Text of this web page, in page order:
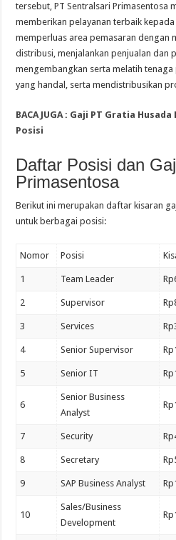
tersebut, PT Sentralsari Primasentosa
memberikan pelayanan terbaik
memperluas area pemasaran dengan
distribusi, menjalankan penjualan dan
mengembangkan serta melatih
yang handal, serta mendistribusikan
BACA JUGA : Gaji PT Gratia Husada
Posisi
Daftar Posisi dan
Primasentosa
Berikut ini merupakan daftar kisaran
untuk berbagai posisi:
Nomor Posisi
1 Team Leader
2 Supervisor
3 Services
4 Senior Supervisor
5 Senior IT
6
Senior Business
Analyst
7 Security
8 Secretary
9 SAP Business Analyst
10
Sales/Business
Development